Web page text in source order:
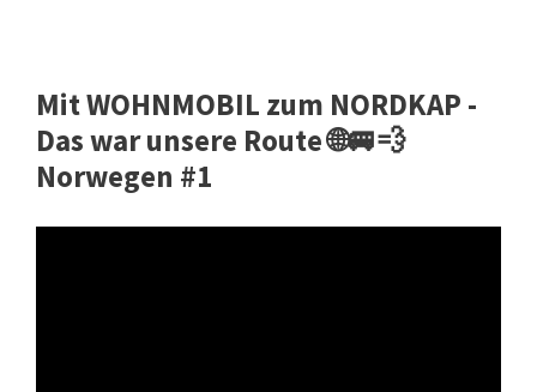
Mit WOHNMOBIL zum NORDKAP -
Das war unsere Route 🌐🚐💨
Norwegen #1